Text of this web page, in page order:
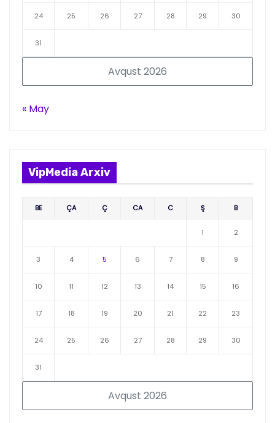
Avqust 2026
24 25 26 27 28 29 30
31
« May
VipMedia Arxiv
Avqust 2026
BE ÇA Ç CA C Ş B
1 2
3 4 5 6 7 8 9
10 11 12 13 14 15 16
17 18 19 20 21 22 23
24 25 26 27 28 29 30
31